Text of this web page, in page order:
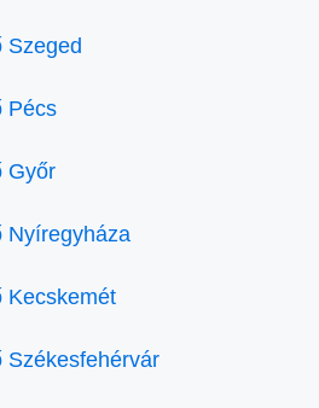
Szeged
Pécs
Győr
Nyíregyháza
Kecskemét
Székesfehérvár